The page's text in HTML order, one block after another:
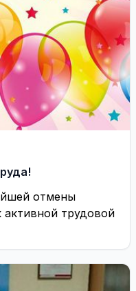
отмены
активной трудовой